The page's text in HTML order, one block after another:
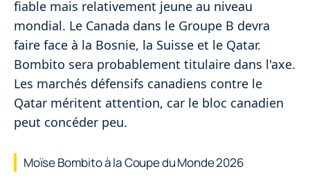
fiable mais relativement jeune au niveau
mondial. Le Canada dans le Groupe B devra
faire face à la Bosnie, la Suisse et le Qatar.
Bombito sera probablement titulaire dans l'axe.
Les marchés défensifs canadiens contre le
Qatar méritent attention, car le bloc canadien
peut concéder peu.
Moïse Bombito à la Coupe du Monde 2026